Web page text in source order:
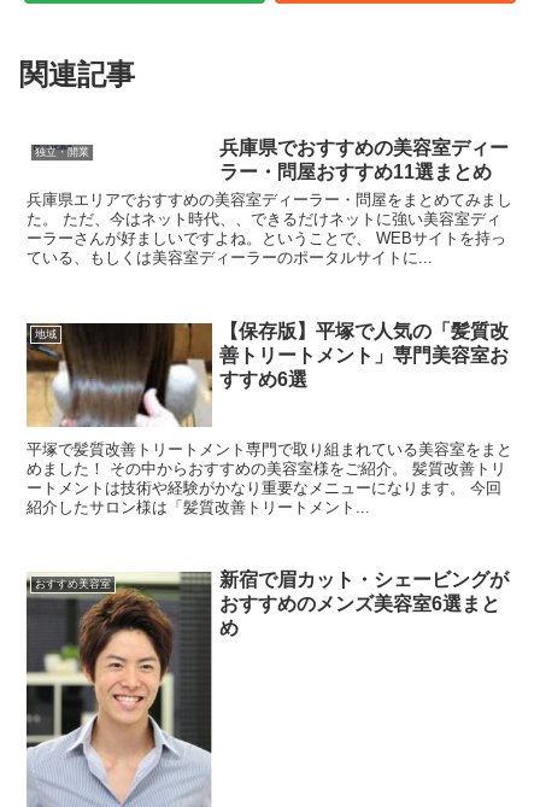
関連記事
独立・開業
兵庫県でおすすめの美容室ディー
ラー・問屋おすすめ11選まとめ
兵庫県エリアでおすすめの美容室ディーラー・問屋をまとめてみまし
た。 ただ、今はネット時代、、できるだけネットに強い美容室ディ
ーラーさんが好ましいですよね。ということで、 WEBサイトを持っ
ている、もしくは美容室ディーラーのポータルサイトに...
地域
【保存版】平塚で人気の「髪質改
善トリートメント」専門美容室お
すすめ6選
平塚で髪質改善トリートメント専門で取り組まれている美容室をまと
めました！ その中からおすすめの美容室様をご紹介。 髪質改善トリ
ートメントは技術や経験がかなり重要なメニューになります。 今回
紹介したサロン様は「髪質改善トリートメント...
おすすめ美容室
新宿で眉カット・シェービングが
おすすめのメンズ美容室6選まと
め